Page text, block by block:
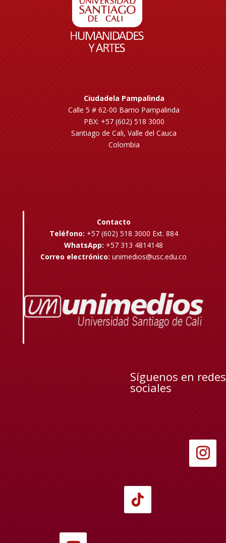
Ciudadela Pampalinda
Calle 5 # 62-00 Barrio Pampalinda
PBX: +57 (602) 518 3000
Santiago de Cali, Valle del Cauca
Colombia
Contacto
Teléfono: +57 (602) 518 3000 Ext. 884
WhatsApp: +57 313 4814148
Correo electrónico: unimedios@usc.edu.co
Síguenos en redes
sociales